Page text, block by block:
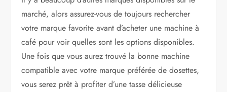
marché, alors assurez-vous de toujours rechercher
votre marque favorite avant d’acheter une machine à
café pour voir quelles sont les options disponibles.
Une fois que vous aurez trouvé la bonne machine
compatible avec votre marque préférée de dosettes,
vous serez prêt à profiter d’une tasse délicieuse